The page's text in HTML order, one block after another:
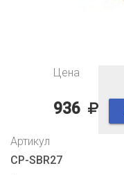
Цена
936
Артикул
CP-SBR27